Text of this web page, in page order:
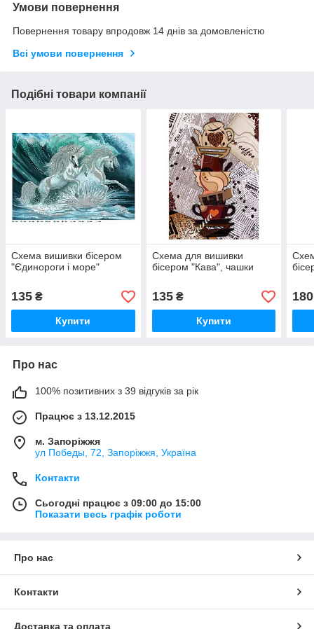
Умови повернення
Повернення товару впродовж 14 днів за домовленістю
Всі умови повернення
Подібні товари компанії
Схема вишивки бісером
"Єдинороги і море"
135 ₴
Купити
Схема для вишивки
бісером "Кава", чашки
135₴
Купити
180
Про нас
100% позитивних з 39 відгуків за рік
Працює з 13.12.2015
м. Запоріжжя
ул Победы, 72, Запоріжжя, Україна
Контакти
Сьогодні працює з 09:00 до 15:00
Показати весь графік роботи
Про нас
Контакти
Доставка та оплата